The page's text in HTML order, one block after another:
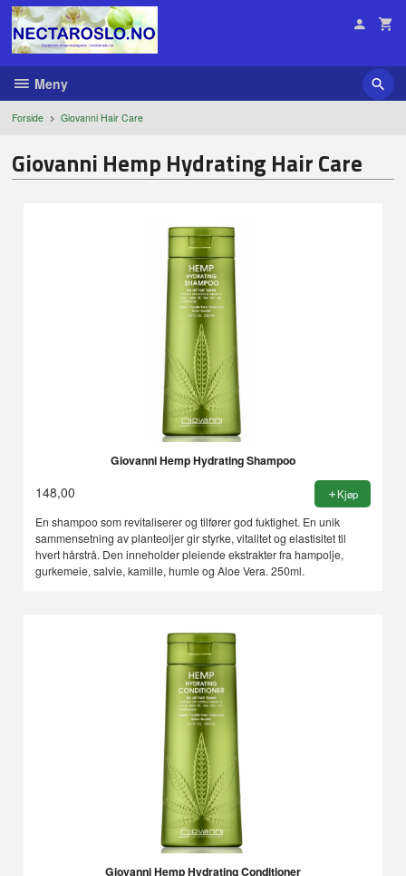
Gå
innholdet
Meny
Forside Giovanni Hair Care
Giovanni Hemp Hydrating Hair Care
Giovanni Hemp Hydrating Shampoo
148,00 Kjøp
En shampoo som revitaliserer og tilfører god fuktighet. En unik
sammensetning av planteoljer gir styrke, vitalitet og elastisitet til
hvert hårstrå. Den inneholder pleiende ekstrakter fra hampolje,
gurkemeie, salvie, kamille, humle og Aloe Vera. 250ml.
Giovanni Hemp Hydrating Conditioner